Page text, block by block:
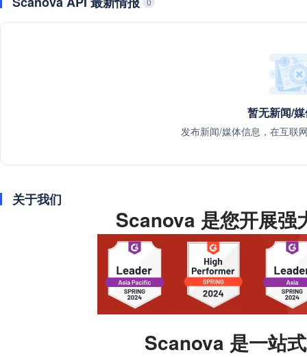
暂无新闻/
发布新闻/媒体信息，在互联
关于我们
Scanova 是您开展强
Scanova 是一站